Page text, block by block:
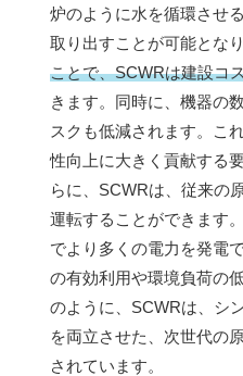
炉のように水を循環させ
取り出すことが可能となり
ことで、SCWRは建設コ
きます。同時に、機器の
スクも低減されます。こ
性向上に大きく貢献する
らに、SCWRは、従来の
運転することができます
でより多くの電力を発電
の有効利用や環境負荷の
のように、SCWRは、シ
を両立させた、次世代の
されています。